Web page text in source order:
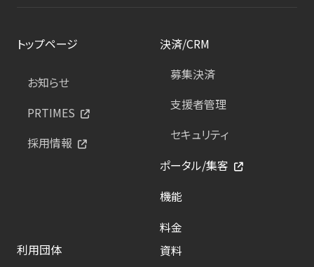
トップページ
お知らせ
PRTIMES
採用情報
決済/CRM
募集決済
支援者管理
セキュリティ
ポータル/集客
機能
料金
利用団体
資料